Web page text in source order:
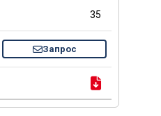
35
Запрос